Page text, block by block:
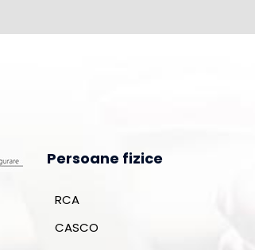
Persoane fizice
RCA
CASCO